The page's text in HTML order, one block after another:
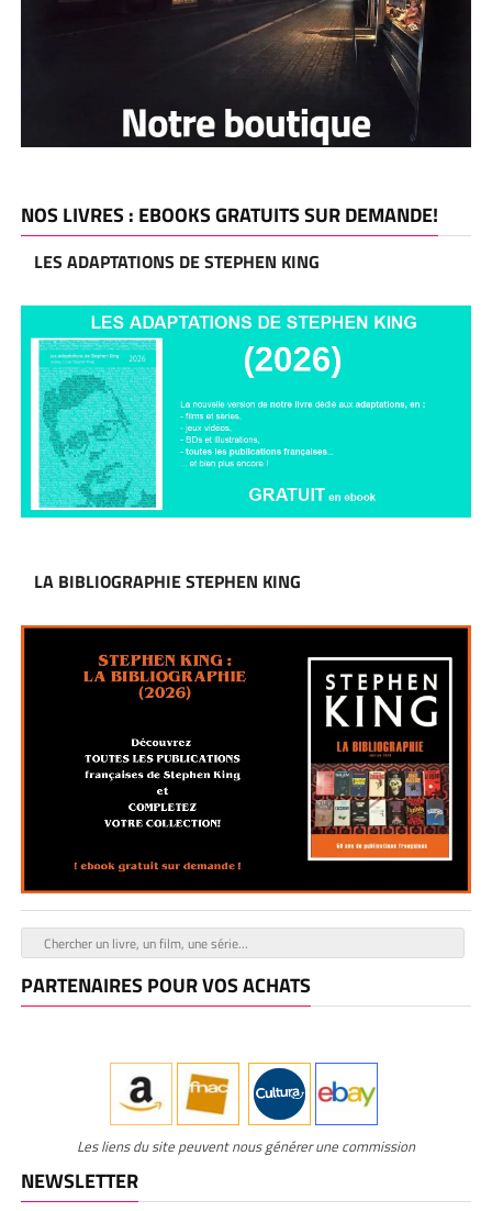
NOS LIVRES : EBOOKS GRATUITS SUR DEMANDE!
LES ADAPTATIONS DE STEPHEN KING
LA BIBLIOGRAPHIE STEPHEN KING
PARTENAIRES POUR VOS ACHATS
Les liens du site peuvent nous générer une commission
NEWSLETTER